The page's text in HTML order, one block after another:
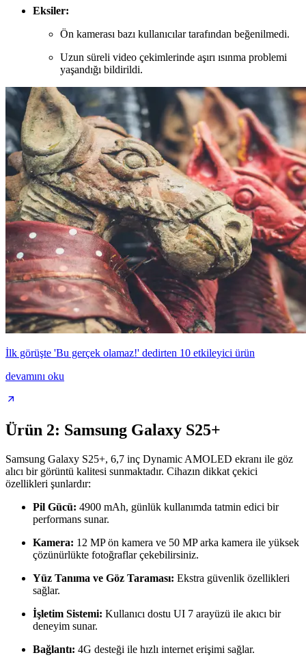
Eksiler:
Ön kamerası bazı kullanıcılar tarafından beğenilmedi.
Uzun süreli video çekimlerinde aşırı ısınma problemi
yaşandığı bildirildi.
İlk görüşte 'Bu gerçek olamaz!' dedirten 10 etkileyici ürün
devamını oku
Ürün 2: Samsung Galaxy S25+
Samsung Galaxy S25+, 6,7 inç Dynamic AMOLED ekranı ile göz
alıcı bir görüntü kalitesi sunmaktadır. Cihazın dikkat çekici
özellikleri şunlardır:
Pil Gücü: 4900 mAh, günlük kullanımda tatmin edici bir
performans sunar.
Kamera: 12 MP ön kamera ve 50 MP arka kamera ile yüksek
çözünürlükte fotoğraflar çekebilirsiniz.
Yüz Tanıma ve Göz Taraması: Ekstra güvenlik özellikleri
sağlar.
İşletim Sistemi: Kullanıcı dostu UI 7 arayüzü ile akıcı bir
deneyim sunar.
Bağlantı: 4G desteği ile hızlı internet erişimi sağlar.